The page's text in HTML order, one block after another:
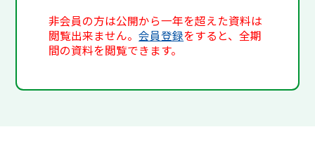
非会員の方は公開から一年を超えた資料は
閲覧出来ません。会員登録をすると、全期
間の資料を閲覧できます。